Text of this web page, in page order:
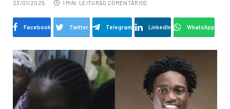
23/01/2025 1 MIN. LEITURA0 COMENTÁRIOS
Facebook Twitter Telegram LinkedIn WhatsApp